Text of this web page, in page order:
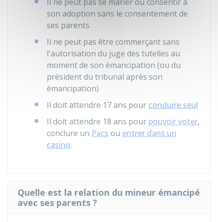
son adoption sans le consentement de
ses parents
Il ne peut pas être commerçant sans
l'autorisation du juge des tutelles au
moment de son émancipation (ou du
président du tribunal après son
émancipation)
Il doit attendre 17 ans pour conduire seul
Il doit attendre 18 ans pour pouvoir voter,
conclure un Pacs ou entrer dans un
casino.
Quelle est la relation du mineur émancipé
avec ses parents ?